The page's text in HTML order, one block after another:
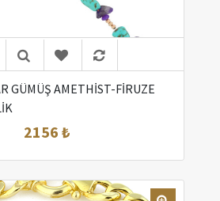
GÜMÜŞ AMETHİST-FİRUZE
2156 ₺